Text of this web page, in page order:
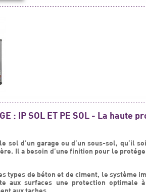
: IP SOL ET PE SOL - La
sol d’un garage ou d’un sous-sol, qu’il
Il a besoin d’une finition pour le
types de béton et de ciment, le système
aux surfaces une protection optimale
aux taches.